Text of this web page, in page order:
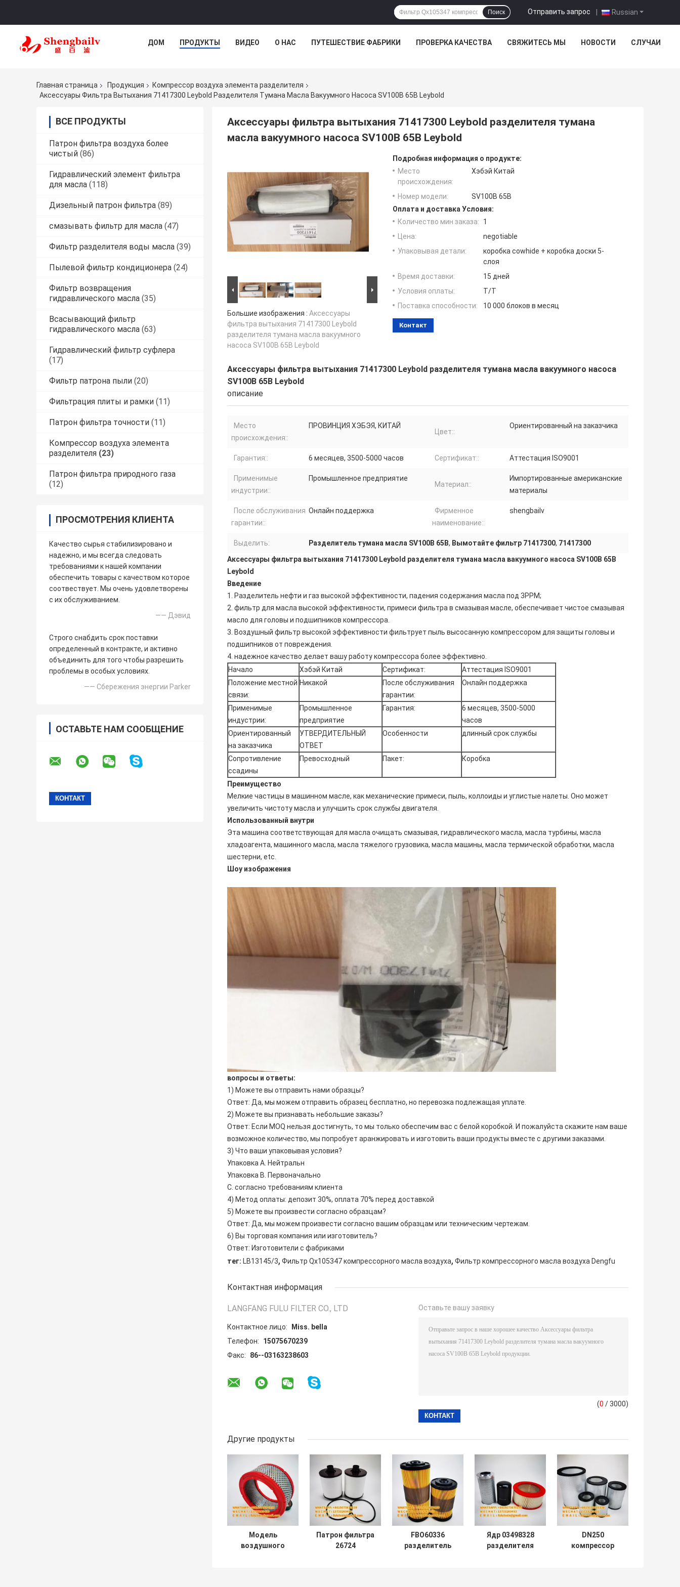
Russian
Отправить запрос |
Поиск
ДОМ ПРОДУКТЫ ВИДЕО О НАС ПУТЕШЕСТВИЕ ФАБРИКИ ПРОВЕРКА КАЧЕСТВА СВЯЖИТЕСЬ МЫ НОВОСТИ СЛУЧАИ
Главная страница Продукция
Компрессор воздуха элемента разделителя
Аксессуары Фильтра Вытыхания 71417300 Leybold Разделителя Тумана Масла Вакуумного Насоса SV100B 65B Leybold
ВСЕ ПРОДУКТЫ
Патрон фильтра воздуха более
чистый (86)
Гидравлический элемент фильтра
для масла (118)
Дизельный патрон фильтра (89)
смазывать фильтр для масла (47)
Фильтр разделителя воды масла (39)
Пылевой фильтр кондиционера (24)
Фильтр возвращения
гидравлического масла (35)
Всасывающий фильтр
гидравлического масла (63)
Гидравлический фильтр суфлера
(17)
Фильтр патрона пыли (20)
Фильтрация плиты и рамки (11)
Патрон фильтра точности (11)
Компрессор воздуха элемента
разделителя (23)
Патрон фильтра природного газа
(12)
ПРОСМОТРЕНИЯ КЛИЕНТА
Качество сырья стабилизировано и
надежно, и мы всегда следовать
требованиями к нашей компании
обеспечить товары с качеством которое
соотвествует. Мы очень удовлетворены
с их обслуживанием.
—— Дэвид
Строго снабдить срок поставки
определенный в контракте, и активно
объединить для того чтобы разрешить
проблемы в особых условиях.
—— Сбережения энергии Parker
ОСТАВЬТЕ НАМ СООБЩЕНИЕ
Аксессуары фильтра вытыхания 71417300 Leybold разделителя тумана
масла вакуумного насоса SV100B 65B Leybold
Большие изображения : Аксессуары
фильтра вытыхания 71417300 Leybold
разделителя тумана масла вакуумного
насоса SV100B 65B Leybold
Подробная информация о продукте:
Место
происхождения:
Хэбэй Китай
Номер модели:
SV100B 65B
Оплата и доставка Условия:
Количество мин заказа:
1
Цена:
negotiable
Упаковывая детали:
коробка cowhide + коробка доски 5-
слоя
Время доставки:
15 дней
Условия оплаты:
T/T
Поставка способности:
10 000 блоков в месяц
Контакт
Аксессуары фильтра вытыхания 71417300 Leybold разделителя тумана масла вакуумного насоса
SV100B 65B Leybold
описание
Место
происхождения::
ПРОВИНЦИЯ ХЭБЭЯ, КИТАЙ
Цвет::
Ориентированный на заказчика
Гарантия:: 6 месяцев, 3500-5000 часов Сертификат:: Аттестация ISO9001
Применимые
индустрии::
Промышленное предприятие
Материал::
Импортированные американские
материалы
После обслуживания
гарантии::
Онлайн поддержка
Фирменное
наименование::
shengbailv
Выделить: Разделитель тумана масла SV100B 65B, Вымотайте фильтр 71417300, 71417300
Аксессуары фильтра вытыхания 71417300 Leybold разделителя тумана масла вакуумного насоса SV100B 65B
Leybold
Введение
1. Разделитель нефти и газ высокой эффективности, падения содержания масла под 3PPM;
2. фильтр для масла высокой эффективности, примеси фильтра в смазывая масле, обеспечивает чистое смазывая
масло для головы и подшипников компрессора.
3. Воздушный фильтр высокой эффективности фильтрует пыль высосанную компрессором для защиты головы и
подшипников от повреждения.
4. надежное качество делает вашу работу компрессора более эффективно.
Начало
Хэбэй Китай Сертификат:
Аттестация ISO9001
Положение местной
связи:
Никакой
После обслуживания
гарантии:
Онлайн поддержка
Применимые
индустрии:
Промышленное
предприятие
Гарантия:
6 месяцев, 3500-5000
часов
Ориентированный
на заказчика
УТВЕРДИТЕЛЬНЫЙ
ОТВЕТ
Особенности длинный срок службы
Сопротивление
ссадины
Превосходный Пакет: Коробка
Преимущество
Мелкие частицы в машинном масле, как механические примеси, пыль, коллоиды и углистые налеты. Оно может
увеличить чистоту масла и улучшить срок службы двигателя.
Использованный внутри
Эта машина соответствующая для масла очищать смазывая, гидравлического масла, масла турбины, масла
хладоагента, машинного масла, масла тяжелого грузовика, масла машины, масла термической обработки, масла
шестерни, etc.
Шоу изображения
вопросы и ответы:
1) Можете вы отправить нами образцы?
Ответ: Да, мы можем отправить образец бесплатно, но перевозка подлежащая уплате.
2) Можете вы признавать небольшие заказы?
Ответ: Если MOQ нельзя достигнуть, то мы только обеспечим вас с белой коробкой. И пожалуйста скажите нам ваше
возможное количество, мы попробует аранжировать и изготовить ваши продукты вместе с другими заказами.
3) Что ваши упаковывая условия?
Упаковка A. Нейтральн
Упаковка B. Первоначально
C. согласно требованиям клиента
4) Метод оплаты: депозит 30%, оплата 70% перед доставкой
5) Можете вы произвести согласно образцам?
Ответ: Да, мы можем произвести согласно вашим образцам или техническим чертежам.
6) Вы торговая компания или изготовитель?
Ответ: Изготовители с фабриками
тег: LB13145/3, Фильтр Qx105347 компрессорного масла воздуха, Фильтр компрессорного масла воздуха Dengfu
Контактная информация
LANGFANG FULU FILTER CO., LTD
Контактное лицо:
Miss. bella
Телефон:
15075670239
Факс:
86--03163238603
Оставьте вашу заявку
(0 / 3000)
Другие продукты
Модель
воздушного
Патрон фильтра
26724
FBO60336
разделитель
Ядр 03498328
разделителя
DN250
компрессор